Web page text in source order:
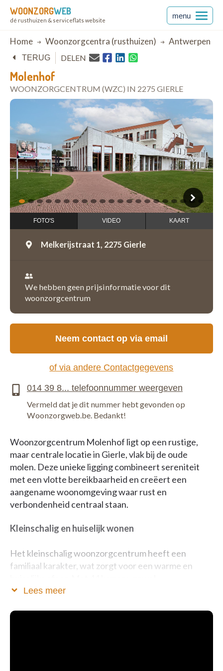
WOONZORGWEB
dé rusthuizen & serviceflats website
menu
Breadcrumb
Home Woonzorgcentra (rusthuizen) Antwerpen
Molenhof
WOONZORGCENTRUM (WZC) IN 2275 GIERLE
TERUG DELEN
1 2 3 4 5 6 7 8 9 101112131415161718192021
open in Google Maps
FOTO'S VIDEO KAART
Melkerijstraat 1, 2275 Gierle
We hebben geen prijsinformatie voor dit
woonzorgcentrum
Woonzorgcentrum Molenhof ligt op een rustige,
maar centrale locatie in Gierle, vlak bij de oude
molen. Deze unieke ligging combineert sereniteit
met een vlotte bereikbaarheid en creëert een
aangename woonomgeving waar rust en
verbondenheid centraal staan.
Kleinschalig en huiselijk wonen
Het kleinschalig woonzorgcentrum heeft een
familiaal karakter, wat zorgt voor een warme en
éénpersoonskamers als comfortabele
persoonlijke aandacht en geborgenheid
Lees meer
Neem contact op via email
of via andere Contactgegevens
Vermeld dat je dit nummer hebt gevonden op
Woonzorgweb.be. Bedankt!